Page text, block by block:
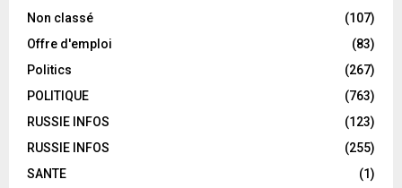
Non classé
(107)
Offre d'emploi
(83)
Politics
(267)
POLITIQUE
(763)
RUSSIE INFOS
(123)
RUSSIE INFOS
(255)
SANTE
(1)